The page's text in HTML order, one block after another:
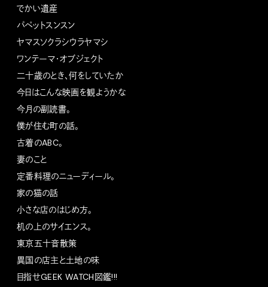
でかい遺産
パペットスンスン
ヤマスソクラシウラヤマシ
ワンテーマ・オブジェクト
二十歳のとき、何をしていたか
今日はこんな映画を観ようかな
今月の副読書。
僕が住む町の話。
古着のABC。
妻のこと
定番料理のニューディール。
家の猫の話
小さな店のはじめ方。
机の上のサイエンス。
東京五十音散策
異国の店主と土地の味
目指せGEEK WATCH図鑑!!!